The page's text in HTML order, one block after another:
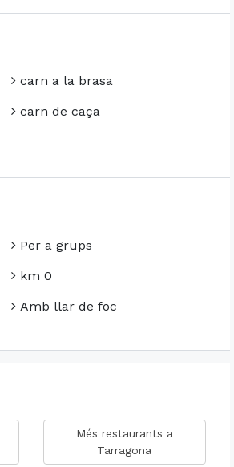
carn a la brasa
carn de caça
Per a grups
km 0
Amb llar de foc
Més restaurants a
Tarragona